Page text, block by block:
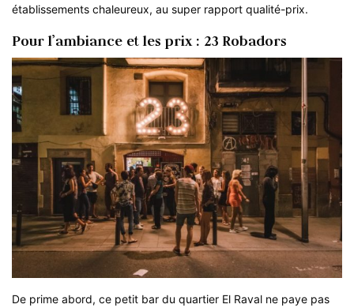
établissements chaleureux, au super rapport qualité-prix.
Pour l’ambiance et les prix : 23 Robadors
De prime abord, ce petit bar du quartier El Raval ne paye pas